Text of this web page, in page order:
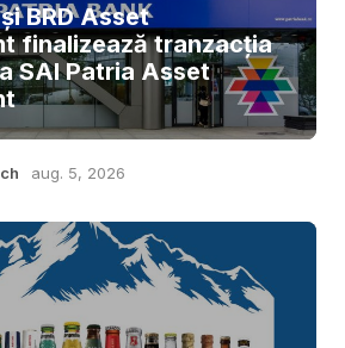
BRD Asset
finalizează tranzacția
SAI Patria Asset
aug. 5, 2026